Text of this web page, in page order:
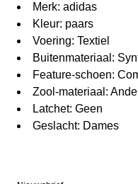
Merk: adidas
Kleur: paars
Voering: Textiel
Buitenmateriaal:
Feature-schoen:
Zool-materiaal:
Latchet: Geen
Geslacht: Dames